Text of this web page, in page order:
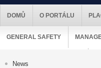
DOMŮ O PORTÁLU
GENERAL SAFETY
News